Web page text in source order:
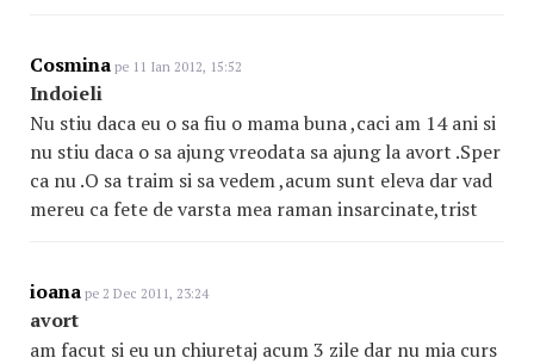
Cosmina pe 11 Ian 2012, 15:52
Indoieli
Nu stiu daca eu o sa fiu o mama buna ,caci am 14 ani si
nu stiu daca o sa ajung vreodata sa ajung la avort .Sper
ca nu .O sa traim si sa vedem ,acum sunt eleva dar vad
mereu ca fete de varsta mea raman insarcinate,trist
ioana pe 2 Dec 2011, 23:24
avort
am facut si eu un chiuretaj acum 3 zile dar nu mia curs